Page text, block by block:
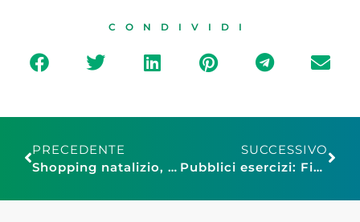
CONDIVIDI
PRECEDENTE
Shopping natalizio, la rilevazione flash di Confesercenti Modena: “Prime vendite stabili rispetto allo scorso anno”
SUCCESSIVO
Pubblici esercizi: Fiepet Confesercenti, bene Salvini su proroga semplificazione dehors